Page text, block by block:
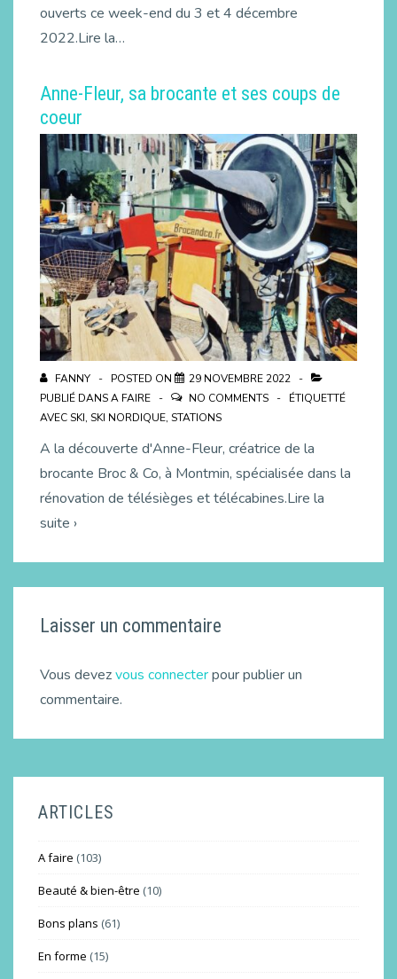
ouverts ce week-end du 3 et 4 décembre
2022.Lire la…
Anne-Fleur, sa brocante et ses coups de
coeur
FANNY POSTED ON
29 NOVEMBRE 2022
PUBLIÉ DANSA FAIRE NO COMMENTS
ÉTIQUETTÉ
AVECSKI, SKI NORDIQUE, STATIONS
A la découverte d'Anne-Fleur, créatrice de la
brocante Broc & Co, à Montmin, spécialisée dans la
rénovation de télésièges et télécabines.Lire la
suite ›
Laisser un commentaire
Vous devezvous connecterpour publier un
commentaire.
ARTICLES
A faire (103)
Beauté & bien-être (10)
Bons plans (61)
En forme (15)